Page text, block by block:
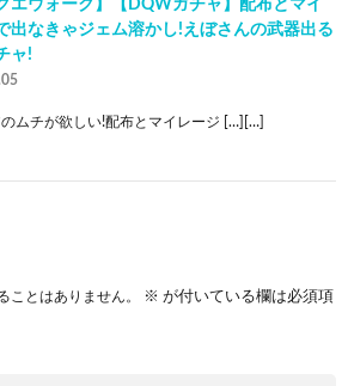
エウォーク】【DQWガチャ】配布とマイ
出なきゃジェム溶かし!えぼさんの武器出る
ャ!
ムチが欲しい!配布とマイレージ […][…]
ことはありません。 ※ が付いている欄は必須項